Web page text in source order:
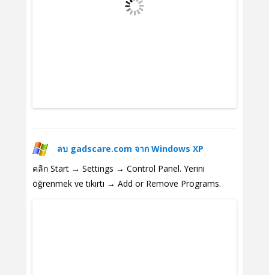
ลบ gadscare.com จาก Windows XP
คลิก Start → Settings → Control Panel. Yerini
öğrenmek ve tıkırtı → Add or Remove Programs.